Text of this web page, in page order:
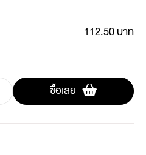
112.50 บาท
ซื้อเลย